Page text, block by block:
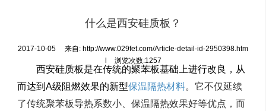
什么是西安硅质板？
2017-10-05 来自: http://www.029fet.com/Article-detail-id-2950398.htm
浏览次数:1257
西安硅质板是在传统的聚苯板基础上进行改良，从
而达到A级阻燃效果的新型保温隔热材料。它不仅延续
了传统聚苯板导热系数小、保温隔热效果好等优点，而